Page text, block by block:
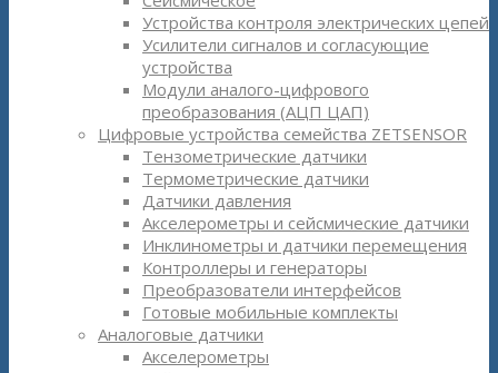
Устройства контроля электрических цепей
Усилители сигналов и согласующие
устройства
Модули аналого-цифрового
преобразования (АЦП ЦАП)
Цифровые устройства семейства ZETSENSOR
Тензометрические датчики
Термометрические датчики
Датчики давления
Акселерометры и сейсмические датчики
Инклинометры и датчики перемещения
Контроллеры и генераторы
Преобразователи интерфейсов
Готовые мобильные комплекты
Аналоговые датчики
Акселерометры